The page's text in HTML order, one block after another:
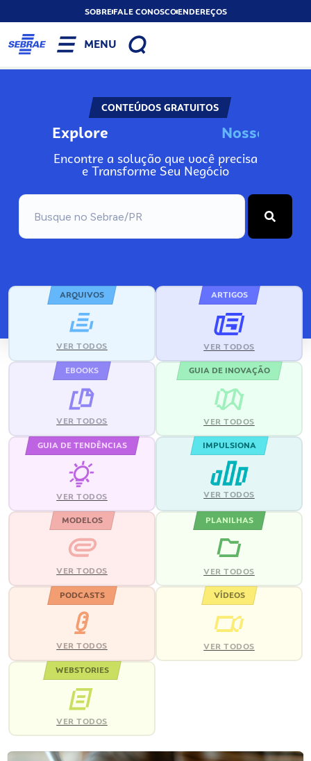
SOBREFALE CONOSCOENDEREÇOS
MENU
CONTEÚDOS GRATUITOS
Explore No
Encontre a solução que você precisa
e Transforme Seu Negócio
ARQUIVOS
VER TODOS
ARTIGOS
VER TODOS
EBOOKS
VER TODOS
GUIA DE INOVAÇÃO
VER TODOS
GUIA DE TENDÊNCIAS
VER TODOS
IMPULSIONA
VER TODOS
MODELOS
VER TODOS
PLANILHAS
VER TODOS
PODCASTS
VER TODOS
VÍDEOS
VER TODOS
WEBSTORIES
VER TODOS